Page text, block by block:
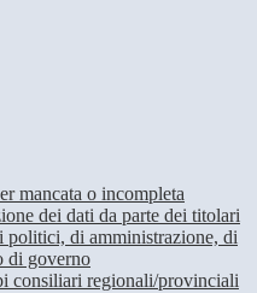
mancata o incompleta
dei dati da parte dei titolari
politici, di amministrazione, di
di governo
consiliari regionali/provinciali